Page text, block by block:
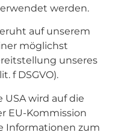
werden.
auf unserem
möglichst
unseres
f DSGVO).
wird auf die
EU-Kommission
Informationen zum